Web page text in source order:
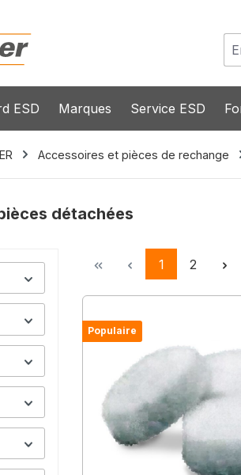
ESD Marques Service ESD
Accessoires et pièces de rechange
détachées
Page
1 Page
2
Populaire